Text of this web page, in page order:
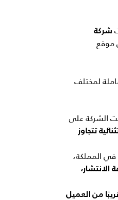
شركة
موقع
لمختلف
الشركة على
تتجاوز
المملكة،
من العميل